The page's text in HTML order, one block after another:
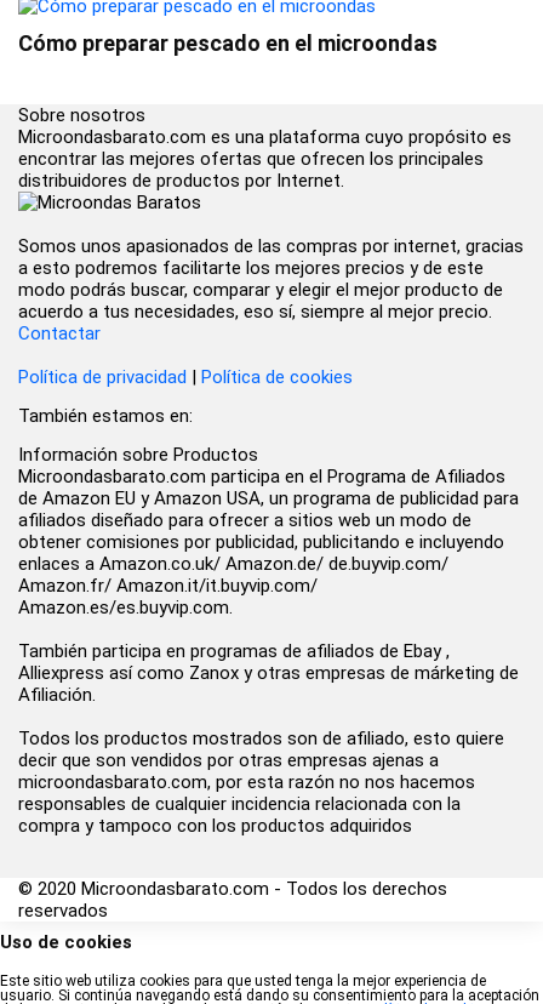
Cómo preparar pescado en el microondas
Sobre nosotros
Microondasbarato.com es una plataforma cuyo propósito es
encontrar las mejores ofertas que ofrecen los principales
distribuidores de productos por Internet.
Somos unos apasionados de las compras por internet, gracias
a esto podremos facilitarte los mejores precios y de este
modo podrás buscar, comparar y elegir el mejor producto de
acuerdo a tus necesidades, eso sí, siempre al mejor precio.
Contactar
Política de privacidad | Política de cookies
También estamos en:
Información sobre Productos
Microondasbarato.com participa en el Programa de Afiliados
de Amazon EU y Amazon USA, un programa de publicidad para
afiliados diseñado para ofrecer a sitios web un modo de
obtener comisiones por publicidad, publicitando e incluyendo
enlaces a Amazon.co.uk/ Amazon.de/ de.buyvip.com/
Amazon.fr/ Amazon.it/it.buyvip.com/
Amazon.es/es.buyvip.com.
También participa en programas de afiliados de Ebay ,
Alliexpress así como Zanox y otras empresas de márketing de
Afiliación.
Todos los productos mostrados son de afiliado, esto quiere
decir que son vendidos por otras empresas ajenas a
microondasbarato.com, por esta razón no nos hacemos
responsables de cualquier incidencia relacionada con la
compra y tampoco con los productos adquiridos
© 2020 Microondasbarato.com - Todos los derechos
reservados
Uso de cookies
Este sitio web utiliza cookies para que usted tenga la mejor experiencia de
usuario. Si continúa navegando está dando su consentimiento para la aceptación